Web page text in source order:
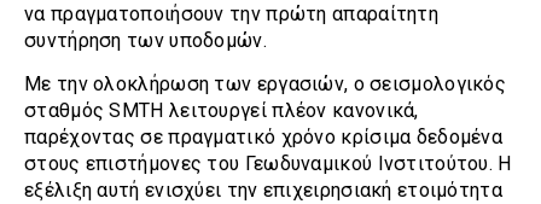
να πραγματοποιήσουν την πρώτη απαραίτητη
συντήρηση των υποδομών.
Με την ολοκλήρωση των εργασιών, ο σεισμολογικός
σταθμός SMTH λειτουργεί πλέον κανονικά,
παρέχοντας σε πραγματικό χρόνο κρίσιμα δεδομένα
στους επιστήμονες του Γεωδυναμικού Ινστιτούτου. Η
εξέλιξη αυτή ενισχύει την επιχειρησιακή ετοιμότητα